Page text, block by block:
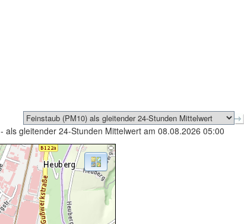
- als gleitender 24-Stunden Mittelwert am 08.08.2026 05:00